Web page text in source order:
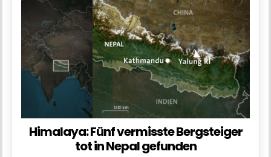
Himalaya: Fünf vermisste Bergsteiger
tot in Nepal gefunden